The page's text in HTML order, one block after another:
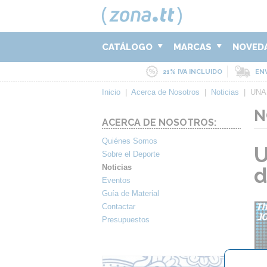
CATÁLOGO MARCAS
21% IVA INCLUIDO
Inicio Acerca de Nosotros Noticias
ACERCA DE NOSOTROS:
Quiénes Somos
Sobre el Deporte
Noticias
Eventos
Guía de Material
Contactar
Presupuestos